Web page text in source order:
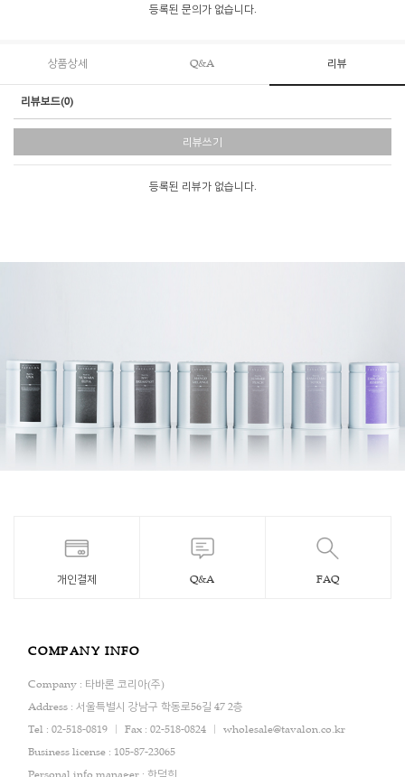
등록된 문의가 없습니다.
상품상세 Q&A 리뷰
리뷰보드(0)
리뷰쓰기
등록된 리뷰가 없습니다.
개인결제 Q&A FAQ
COMPANY INFO
Company : 타바론 코리아(주)
Address : 서울특별시 강남구 학동로56길 47 2층
Tel : 02-518-0819
Fax : 02-518-0824
wholesale@tavalon.co.kr
Business license : 105-87-23065
Personal info manager : 한덕희